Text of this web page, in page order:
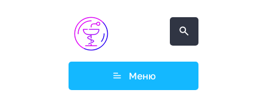
Меню